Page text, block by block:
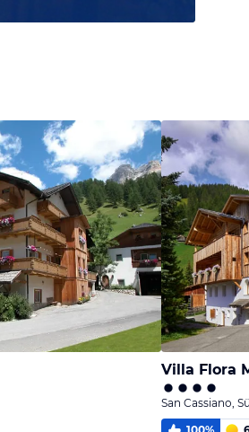
Villa Flora
San Cassiano,